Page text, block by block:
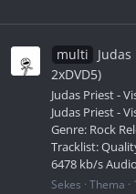
multi
2xDVD5)
Judas Priest -
Judas Priest -
Genre: Rock
Tracklist:
6478 kb/s
Sekes Thema